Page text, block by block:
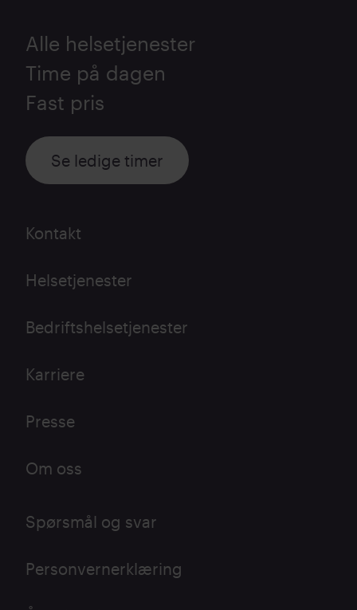
Alle helsetjenester
Time på dagen
Fast pris
Se ledige timer
Kontakt
Helsetjenester
Bedriftshelsetjenester
Karriere
Presse
Om oss
Spørsmål og svar
Personvernerklæring